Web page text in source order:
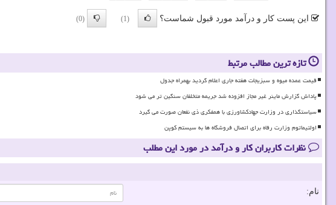
این پست کار و درآمد مورد قبول شماست؟ (1)
(0)
تازه ترین مطالب مرتبط
قیمت عمده میوه و سبزیجات هفته جاری اعلام گردید بهمراه جدول
پاداش گزارش ماینر غیر مجاز افزوده شد جریمه متخلفان سنگین تر می شود
سیاستگذاری در وزارت جهادکشاورزی با همفکری ذی نفعان صورت می گیرد
اولتیماتوم وزارت رفاه برای اتصال فروشگاه ها به سیستم کوپن
نظرات کاربران کار و درآمد در مورد این مطلب
نام: